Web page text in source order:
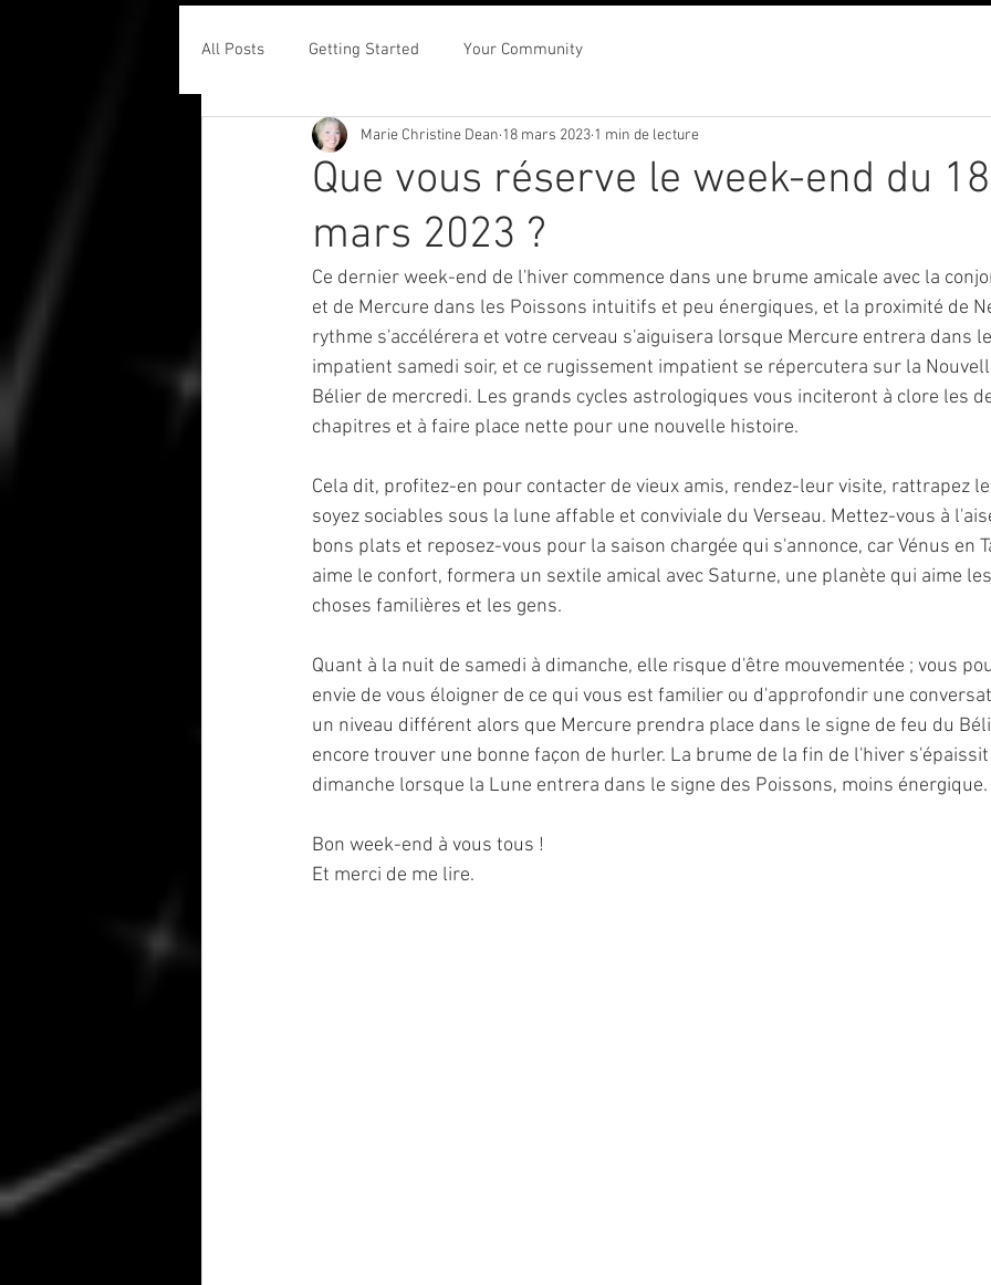
All Posts Getting Started Your Community
Que vous réserve le week-end du
mars 2023 ?
Marie Christine Dean 18 mars 2023 1 min de lecture
Ce dernier week-end de l'hiver commence dans une brume amicale avec la
et de Mercure dans les Poissons intuitifs et peu énergiques, et la proximité de
rythme s'accélérera et votre cerveau s'aiguisera lorsque Mercure entrera dans
impatient samedi soir, et ce rugissement impatient se répercutera sur la
Bélier de mercredi. Les grands cycles astrologiques vous inciteront à clore les
chapitres et à faire place nette pour une nouvelle histoire.
Cela dit, profitez-en pour contacter de vieux amis, rendez-leur visite, rattrapez
soyez sociables sous la lune affable et conviviale du Verseau. Mettez-vous à
bons plats et reposez-vous pour la saison chargée qui s'annonce, car Vénus en
aime le confort, formera un sextile amical avec Saturne, une planète qui aime
choses familières et les gens.
Quant à la nuit de samedi à dimanche, elle risque d'être mouvementée ; vous
envie de vous éloigner de ce qui vous est familier ou d'approfondir une
un niveau différent alors que Mercure prendra place dans le signe de feu du
encore trouver une bonne façon de hurler. La brume de la fin de l'hiver s'épaissit
dimanche lorsque la Lune entrera dans le signe des Poissons, moins énergique.
Bon week-end à vous tous !
Et merci de me lire.